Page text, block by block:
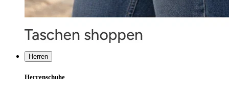
Herren
Herrenschuhe